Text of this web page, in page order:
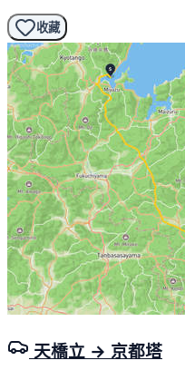
收藏
天橋立 → 京都塔